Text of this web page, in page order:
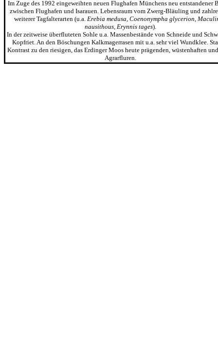
Im Zuge des 1992 eingeweihten neuen Flughafen Münchens neu entstandener
zwischen Flughafen und Isarauen. Lebensraum vom Zwerg-Bläuling und
weiterer Tagfalterarten (u.a. Erebia medusa, Coenonympha glycerion,
nausithous, Erynnis tages).
In der zeitweise überfluteten Sohle u.a. Massenbestände von Schneide und
Kopfriet. An den Böschungen Kalkmagerrasen mit u.a. sehr viel Wundklee.
Kontrast zu den riesigen, das Erdinger Moos heute prägenden, wüstenhaften
Agrarfluren.